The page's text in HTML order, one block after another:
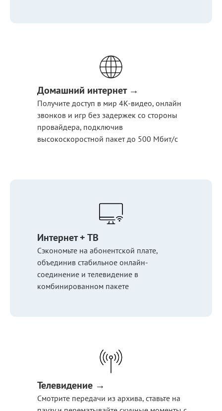
Домашний интернет →
Получите доступ в мир 4К-видео, онлайн
звонков и игр без задержек со стороны
провайдера, подключив
высокоскоростной пакет до 500 Мбит/с
Интернет + ТВ
Сэкономьте на абонентской плате,
объединив стабильное онлайн-
соединение и телевидение в
комбинированном пакете
Телевидение →
Смотрите передачи из архива, ставьте на